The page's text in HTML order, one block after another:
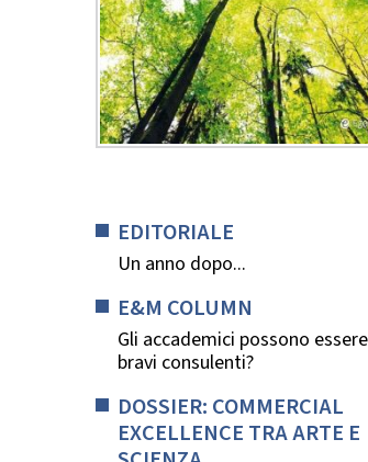
EDITORIALE
Un anno dopo...
E&M COLUMN
Gli accademici possono essere
bravi consulenti?
DOSSIER: COMMERCIAL
EXCELLENCE TRA ARTE E